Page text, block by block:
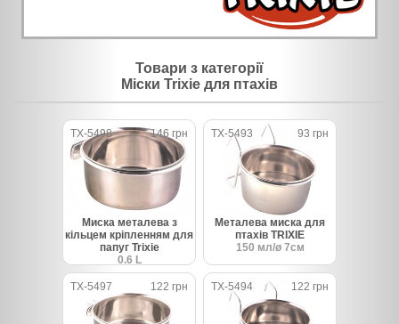
Товари з категорії
Міски Trixie для птахів
TX-5498 146 грн
Миска металева з
кільцем кріпленням для
папуг Trixie
0.6 L
TX-5493 93 грн
Металева миска для
птахів TRIXIE
150 мл/ø 7см
TX-5497 122 грн TX-5494 122 грн